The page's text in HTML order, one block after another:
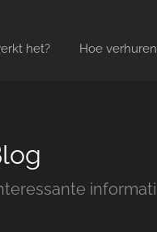
het? Hoe